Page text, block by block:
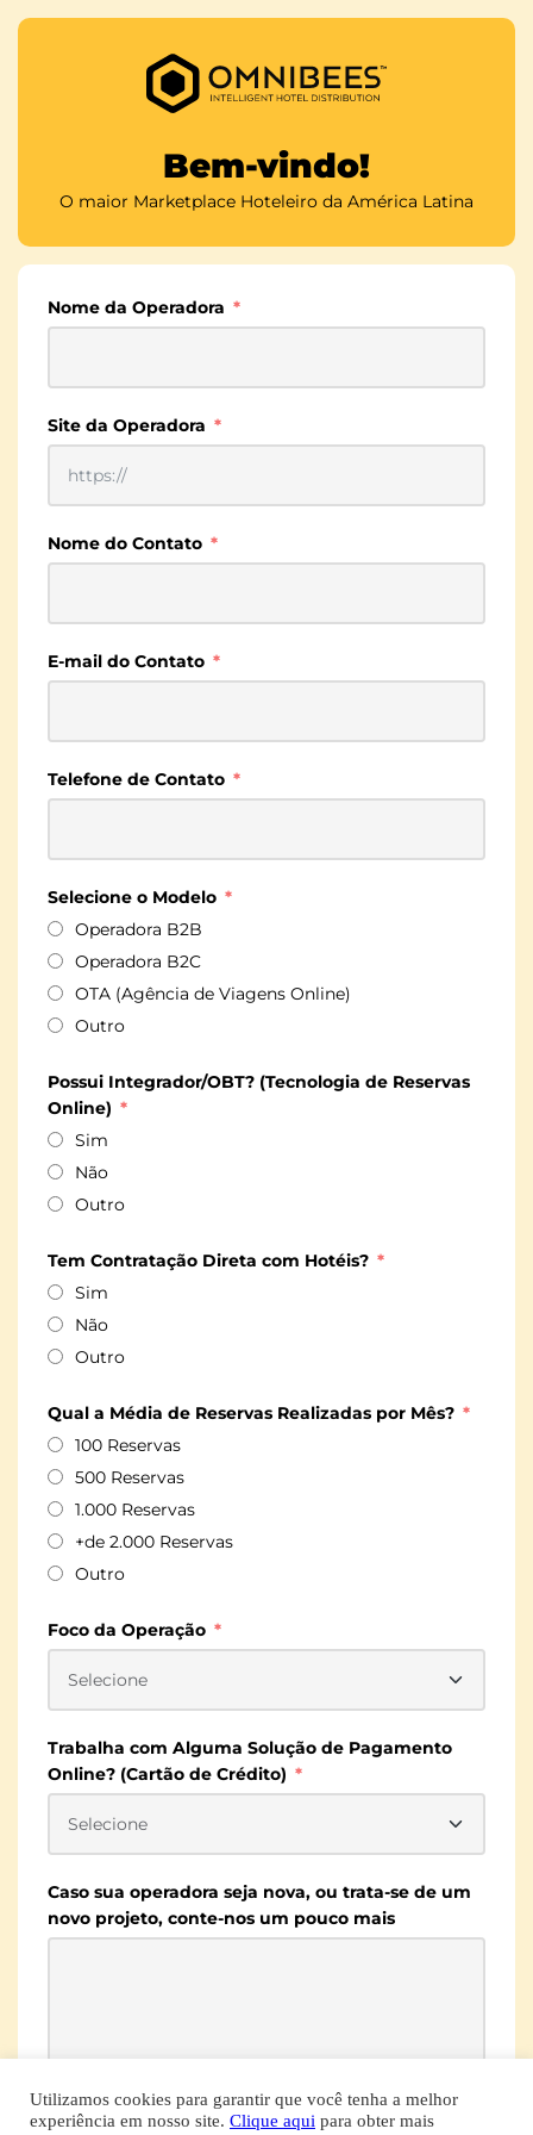
Bem-vindo!
O maior Marketplace Hoteleiro da América Latina
Nome da Operadora
Site da Operadora
Nome do Contato
E-mail do Contato
Telefone de Contato
Selecione o Modelo
Operadora B2B
Operadora B2C
OTA (Agência de Viagens Online)
Outro
Possui Integrador/OBT? (Tecnologia de Reservas
Online)
Sim
Não
Outro
Tem Contratação Direta com Hotéis?
Sim
Não
Outro
Qual a Média de Reservas Realizadas por Mês?
100 Reservas
500 Reservas
1.000 Reservas
+de 2.000 Reservas
Outro
Foco da Operação
Trabalha com Alguma Solução de Pagamento
Online? (Cartão de Crédito)
Caso sua operadora seja nova, ou trata-se de um
novo projeto, conte-nos um pouco mais
Utilizamos cookies para garantir que você tenha a melhor
experiência em nosso site. Clique aqui para obter mais